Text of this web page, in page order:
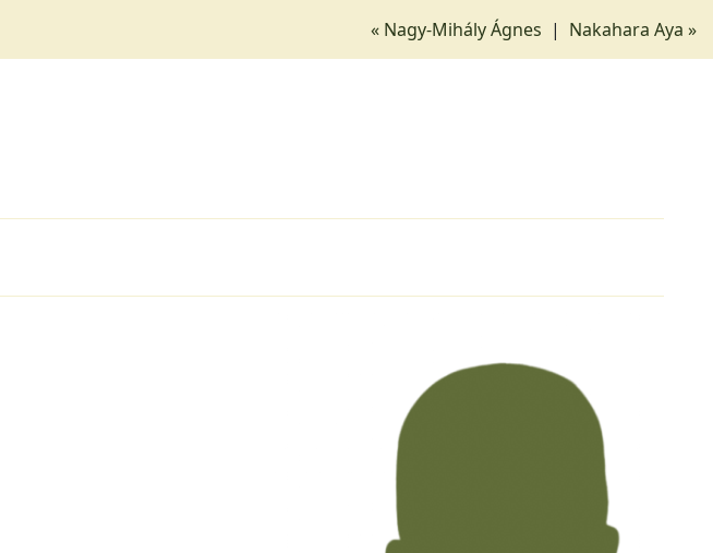
« Nagy-Mihály Ágnes | Nakahara Aya »